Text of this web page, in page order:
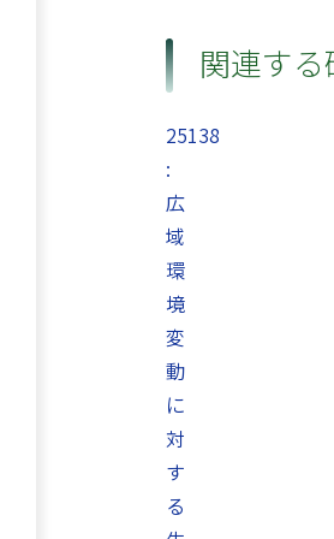
関連す
25138
:
広
域
環
境
変
動
に
対
す
る